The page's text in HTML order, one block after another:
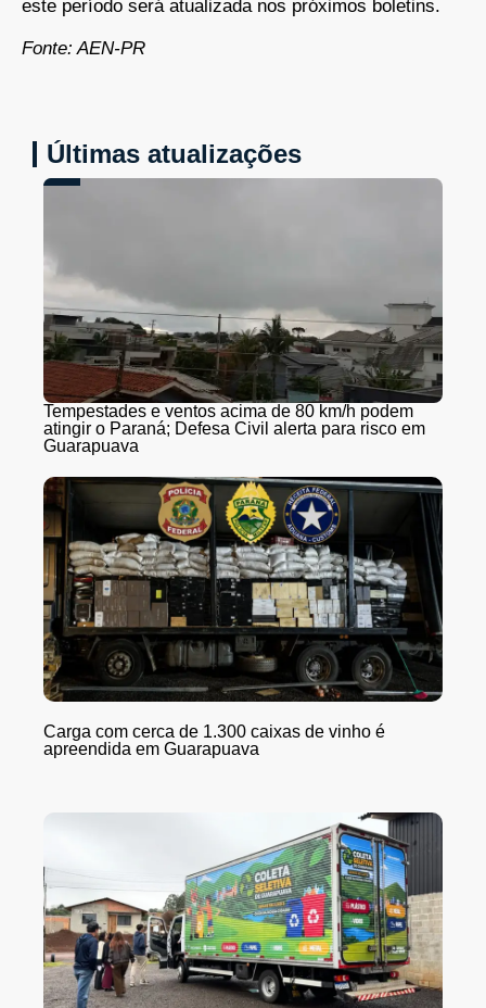
este período será atualizada nos próximos boletins.
Fonte: AEN-PR
Últimas atualizações
Tempestades e ventos acima de 80 km/h podem
atingir o Paraná; Defesa Civil alerta para risco em
Guarapuava
Carga com cerca de 1.300 caixas de vinho é
apreendida em Guarapuava